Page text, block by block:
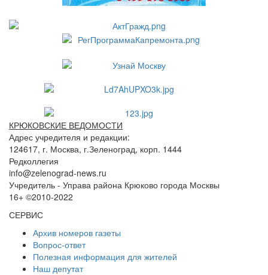
КРЮКОВСКИЕ ВЕДОМОСТИ
Адрес учредителя и редакции:
124617, г. Москва, г.Зеленоград, корп. 1444
Редколлегия
info@zelenograd-news.ru
Учредитель - Управа района Крюково города Москвы
16+ ©2010-2022
СЕРВИС
Архив номеров газеты
Вопрос-ответ
Полезная информация для жителей
Наш депутат